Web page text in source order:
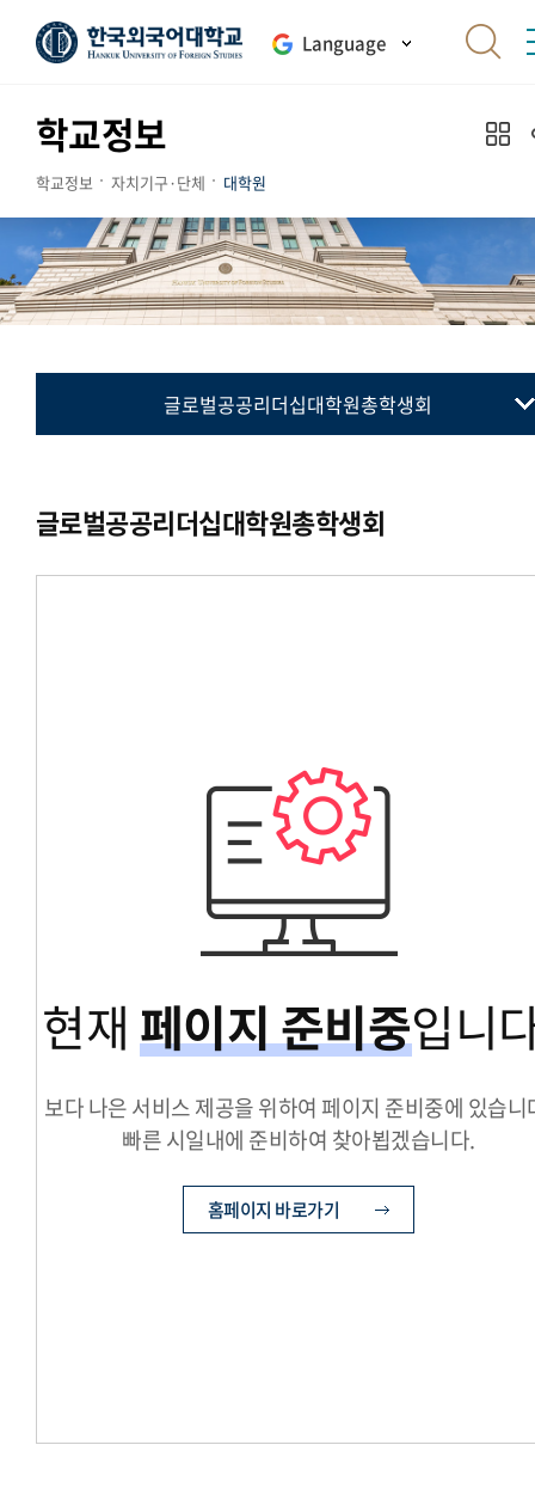
Language
학교정보
학교정보 자치기구·단체 대학원
글로벌공공리더십대학원총학생회
국제지역대학원총학생회
교육대학원총학생회
글로벌공공리더십대학원총학생회
현재 페이지 준비중입니
보다 나은 서비스 제공을 위하여 페이지 준비중에 있습니
빠른 시일내에 준비하여 찾아뵙겠습니다.
홈페이지 바로가기